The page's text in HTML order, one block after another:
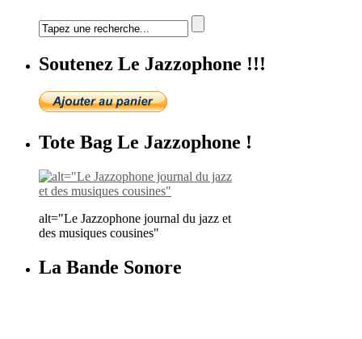
Soutenez Le Jazzophone !!!
Tote Bag Le Jazzophone !
alt="Le Jazzophone journal du jazz et
des musiques cousines"
La Bande Sonore